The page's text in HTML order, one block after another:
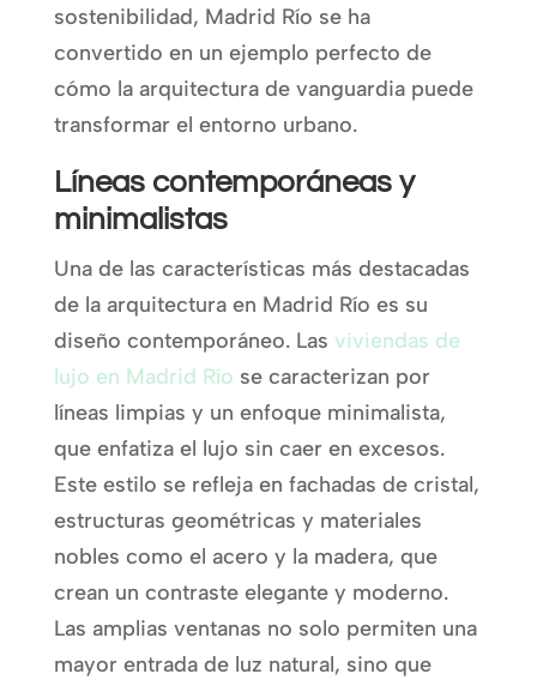
sostenibilidad, Madrid Río se ha
convertido en un ejemplo perfecto de
cómo la arquitectura de vanguardia puede
transformar el entorno urbano.
Líneas contemporáneas y
minimalistas
Una de las características más destacadas
de la arquitectura en Madrid Río es su
diseño contemporáneo. Las viviendas de
lujo en Madrid Río se caracterizan por
líneas limpias y un enfoque minimalista,
que enfatiza el lujo sin caer en excesos.
Este estilo se refleja en fachadas de cristal,
estructuras geométricas y materiales
nobles como el acero y la madera, que
crean un contraste elegante y moderno.
Las amplias ventanas no solo permiten una
mayor entrada de luz natural, sino que